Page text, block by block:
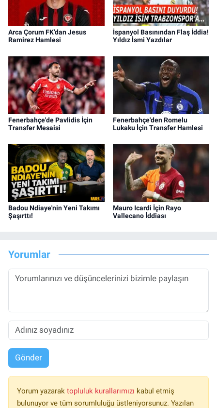
Arca Çorum FK’dan Jesus
Ramirez Hamlesi
İspanyol Basınından Flaş İddia!
Yıldız İsmi Yazdılar
Fenerbahçe'de Pavlidis İçin
Transfer Mesaisi
Fenerbahçe'den Romelu
Lukaku İçin Transfer Hamlesi
Badou Ndiaye'nin Yeni Takımı
Şaşırttı!
Mauro Icardi İçin Rayo
Vallecano İddiası
Yorumlar
Gönder
Yorum yazarak topluluk kurallarımızı kabul etmiş
bulunuyor ve tüm sorumluluğu üstleniyorsunuz. Yazılan